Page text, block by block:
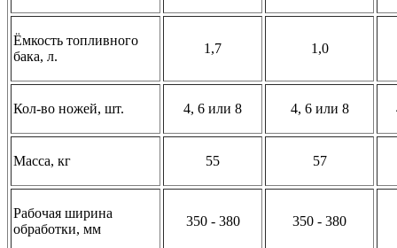
Ёмкость топливного
бака, л.
1,7 1,0
Кол-во ножей, шт. 4, 6 или 8 4, 6 или 8
Масса, кг 55 57
Рабочая ширина
обработки, мм
350 - 380 350 - 380